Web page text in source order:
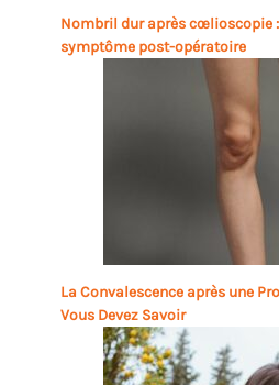
Nombril dur après cœlioscopie
symptôme post-opératoire
La Convalescence après une
Vous Devez Savoir